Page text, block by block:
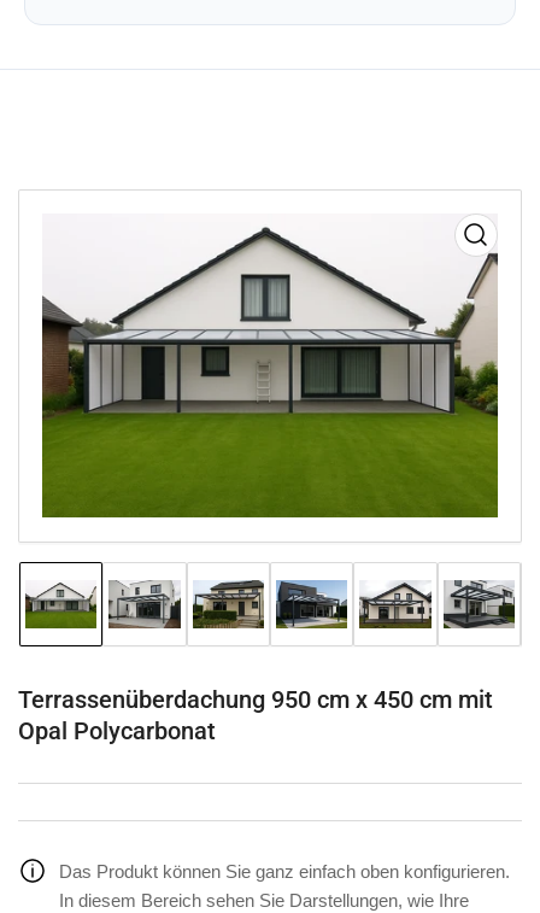
Medien
1
in
Bild
in
Galerieansicht
Bild
in
Galerieansicht
Bild
in
Galerieansicht
Bild
in
Galerieansicht
Bild
in
Galerieansicht
Bild
in
laden
Terrassenüberdachung 950 cm x 450 cm mit
Opal Polycarbonat
Das Produkt können Sie ganz einfach oben konfigurieren.
In diesem Bereich sehen Sie Darstellungen, wie Ihre